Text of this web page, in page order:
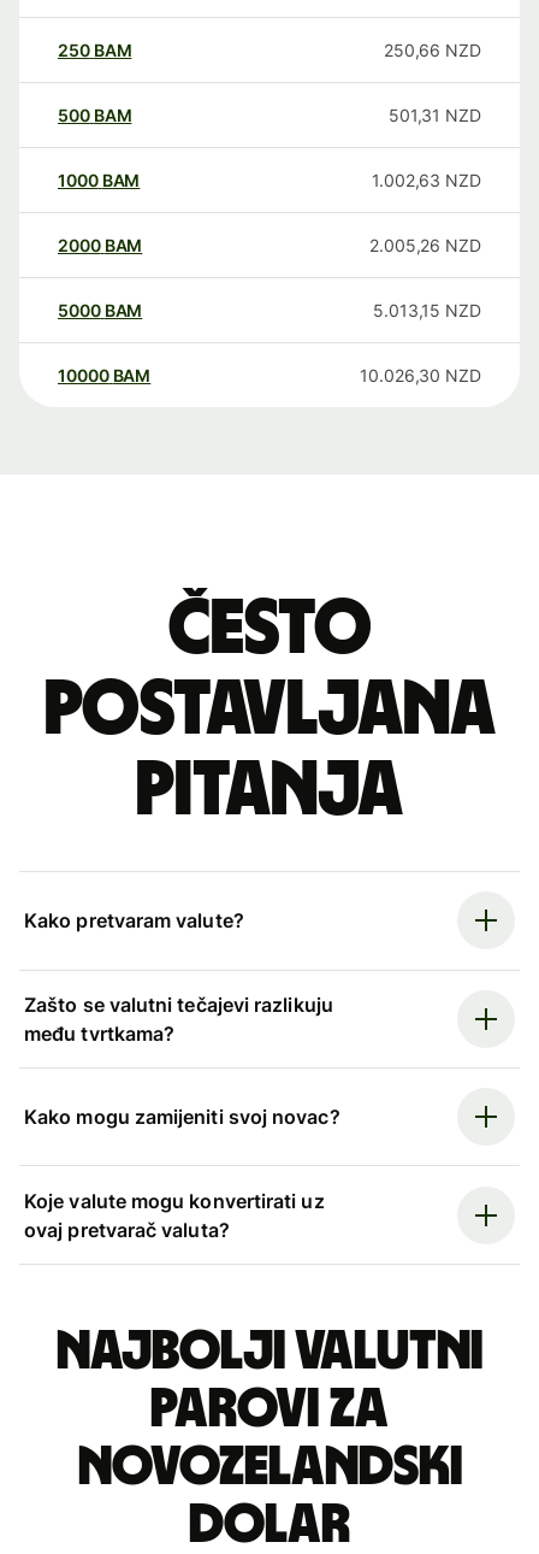
250 BAM 250,66 NZD
500 BAM 501,31 NZD
1000 BAM 1.002,63 NZD
2000 BAM 2.005,26 NZD
5000 BAM 5.013,15 NZD
10000 BAM 10.026,30 NZD
Često
postavljana
pitanja
Kako pretvaram valute?
Zašto se valutni tečajevi razlikuju
među tvrtkama?
Kako mogu zamijeniti svoj novac?
Koje valute mogu konvertirati uz
ovaj pretvarač valuta?
Najbolji valutni
parovi za
novozelandski
dolar